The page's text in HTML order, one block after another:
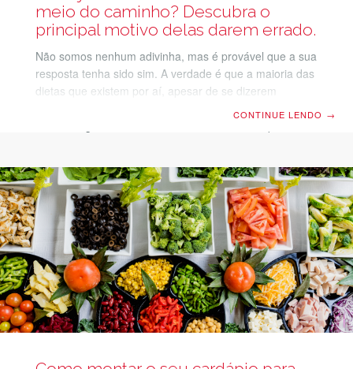
meio do caminho? Descubra o
principal motivo delas darem errado.
Não somos nenhum adivinha, mas é provável que a sua
resposta tenha sido sim. A verdade é que a maioria das
dietas que existem por aí, apesar de se dizerem
que você tanto gosta? Imagine comer melhor, mas não
precisar abrir mão dos carboidratos… Existe um
segredo para
CONTINUE LENDO →